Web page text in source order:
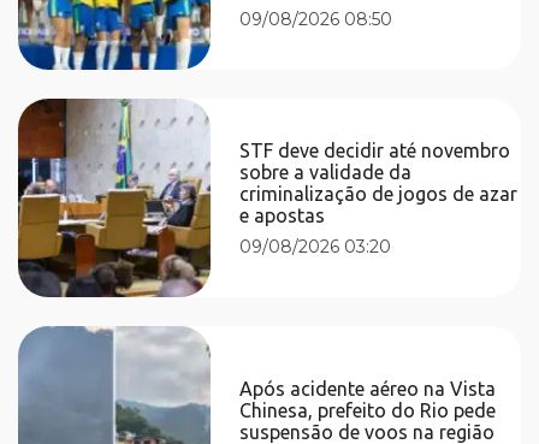
09/08/2026 08:50
STF deve decidir até novembro
sobre a validade da
criminalização de jogos de azar
e apostas
09/08/2026 03:20
Após acidente aéreo na Vista
Chinesa, prefeito do Rio pede
suspensão de voos na região